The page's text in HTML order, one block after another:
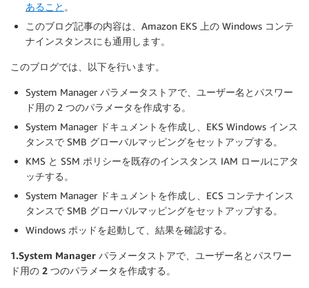
あること 。
このブログ記事の内容は、Amazon EKS 上の Windows コンテ
ナインスタンスにも通用します。
このブログでは、以下を行います。
System Manager パラメータストアで、ユーザー名とパスワー
ド用の 2 つのパラメータを作成する。
System Manager ドキュメントを作成し、EKS Windows インス
タンスで SMB グローバルマッピングをセットアップする。
KMS と SSM ポリシーを既存のインスタンス IAM ロールにアタ
ッチする。
System Manager ドキュメントを作成し、ECS コンテナインス
タンスで SMB グローバルマッピングをセットアップする。
Windows ポッドを起動して、結果を確認する。
1.System Manager パラメータストアで、ユーザー名とパスワー
ド用の 2 つのパラメータを作成する。